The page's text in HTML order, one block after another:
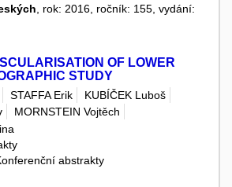
, rok: 2016, ročník: 155, vydání:
OF LOWER
STUDY
STAFFA Erik
KUBÍČEK Luboš
MORNSTEIN Vojtěch
abstrakty